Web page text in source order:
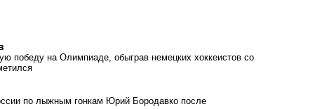
победу на Олимпиаде, обыграв немецких хоккеистов со
по лыжным гонкам Юрий Бородавко после